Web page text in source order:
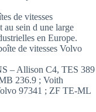
de vitesses
au sein d une large
en Europe.
de vitesses Volvo
– Allison C4, TES 389
236.9 ; Voith
97341 ; ZF TE-ML